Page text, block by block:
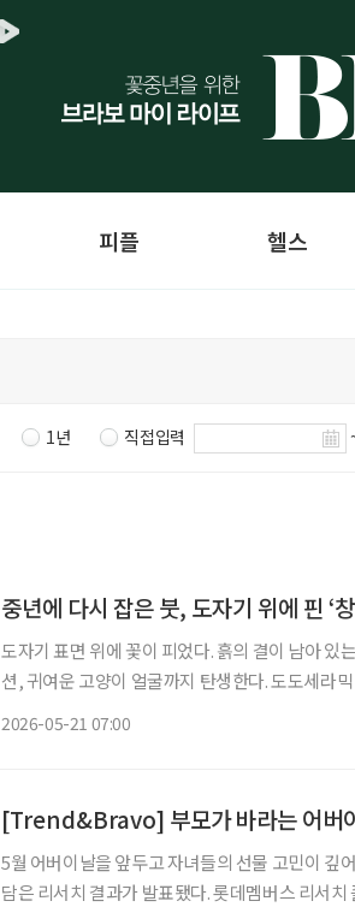
피플 헬스
1년 직접입력
중년에 다시 잡은 붓, 도자기 위에 핀 ‘
도자기 표면 위에 꽃이 피었다. 흙의 결이 남아 있
션, 귀여운 고양이 얼굴까지 탄생한다. 도도세라
2026-05-21 07:00
[Trend&Bravo] 부모가 바라는 어버
5월 어버이날을 앞두고 자녀들의 선물 고민이 깊
담은 리서치 결과가 발표됐다. 롯데멤버스 리서